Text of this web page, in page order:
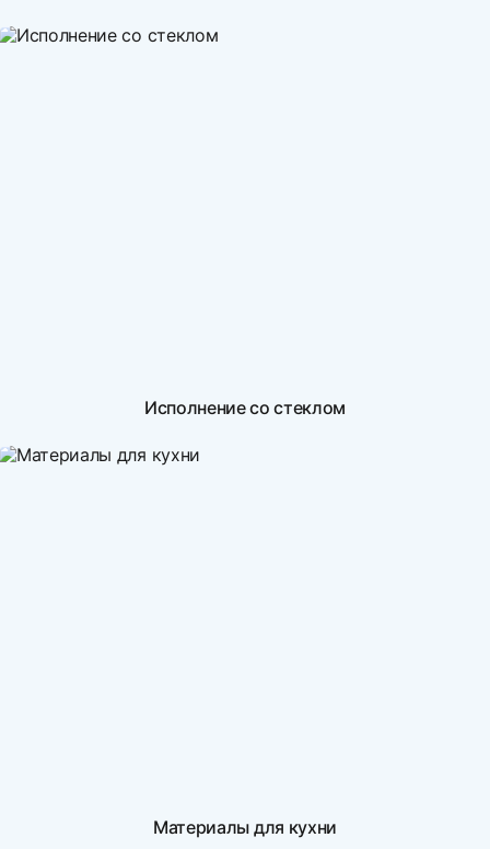
Исполнение со стеклом
Материалы для кухни